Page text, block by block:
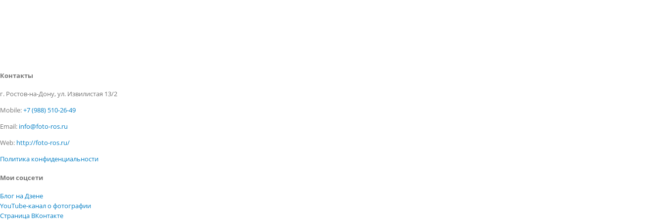
Контакты
г. Ростов-на-Дону, ул. Извилистая 13/2
Mobile:+7 (988) 510-26-49
Email: info@foto-ros.ru
Web: http://foto-ros.ru/
Политика конфиденциальности
Мои соцсети
Блог на Дзене
YouTube-канал о фотографии
Страница ВКонтакте